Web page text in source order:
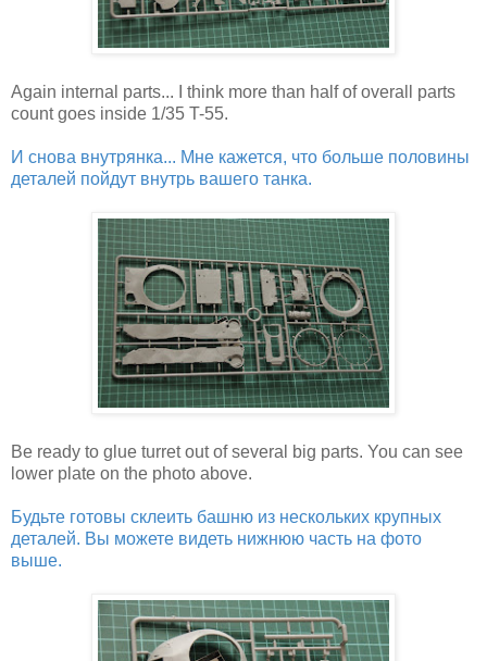
Again internal parts... I think more than half of overall parts
count goes inside 1/35 T-55.
И снова внутрянка... Мне кажется, что больше половины
деталей пойдут внутрь вашего танка.
Be ready to glue turret out of several big parts. You can see
lower plate on the photo above.
Будьте готовы склеить башню из нескольких крупных
деталей. Вы можете видеть нижнюю часть на фото
выше.